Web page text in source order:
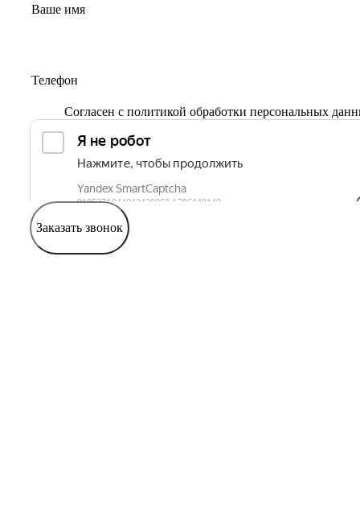
Согласен с политикой обработки персональных
Заказать звонок